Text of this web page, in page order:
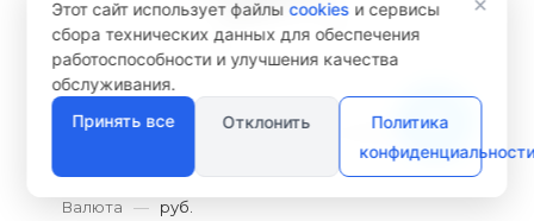
вам. Напишите мне, если у
вас появятся вопросы.
Столик инструментальный СММП-08-Я-
Валюта — руб.
Этот сайт использует файлыcookies и сервисы
сбора технических данных для обеспечения
работоспособности и улучшения качества
обслуживания.
Принять все
Отклонить
Политика
конфиденциальности